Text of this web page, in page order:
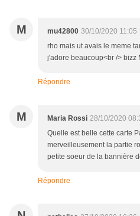
M mu42800 30/10/2020 11:05
rho mais ut avais le meme
j'adore beaucoup<br /> bizz
Répondre
M Maria Rossi 28/10/2020
Quelle est belle cette carte
merveilleusement la partie
petite soeur de la bannière
Répondre